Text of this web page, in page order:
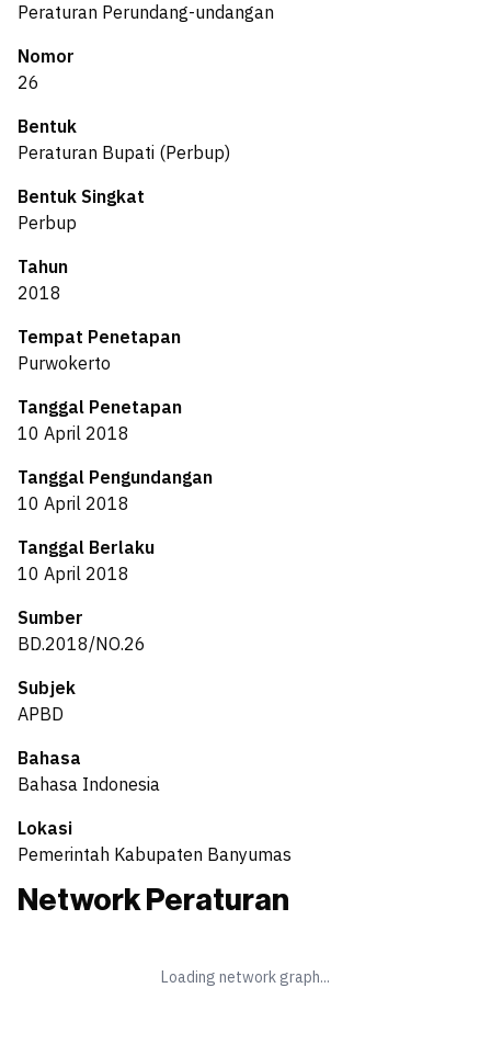
Peraturan Perundang-undangan
Nomor
26
Bentuk
Peraturan Bupati (Perbup)
Bentuk Singkat
Perbup
Tahun
2018
Tempat Penetapan
Purwokerto
Tanggal Penetapan
10 April 2018
Tanggal Pengundangan
10 April 2018
Tanggal Berlaku
10 April 2018
Sumber
BD.2018/NO.26
Subjek
APBD
Bahasa
Bahasa Indonesia
Lokasi
Pemerintah Kabupaten Banyumas
Network Peraturan
Loading network graph...